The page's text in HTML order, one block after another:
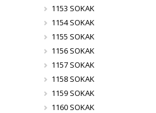
1153 SOKAK
1154 SOKAK
1155 SOKAK
1156 SOKAK
1157 SOKAK
1158 SOKAK
1159 SOKAK
1160 SOKAK